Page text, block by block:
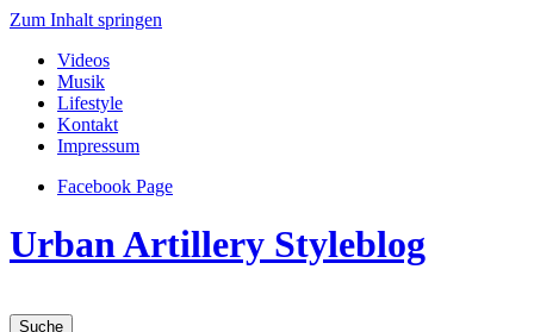
Zum Inhalt springen
Videos
Musik
Lifestyle
Kontakt
Impressum
Facebook Page
Urban Artillery Styleblog
Suche